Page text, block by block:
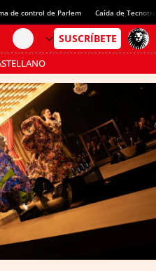
de control de Parlem Caída de